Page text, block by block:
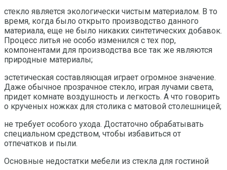
стекло является экологически чистым материалом. В то
время, когда было открыто производство данного
материала, еще не было никаких синтетических добавок.
Процесс литья не особо изменился с тех пор,
компонентами для производства все так же являются
природные материалы;
эстетическая составляющая играет огромное значение.
Даже обычное прозрачное стекло, играя лучами света,
придет комнате воздушность и легкость. А что говорить
о крученых ножках для столика с матовой столешницей;
не требует особого ухода. Достаточно обрабатывать
специальном средством, чтобы избавиться от
отпечатков и пыли.
Основные недостатки мебели из стекла для гостиной